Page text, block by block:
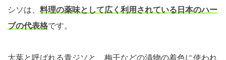
シソは、 料理の薬味として広く利用されている日本のハー
ブの代表格です。
大葉と呼ばれる青ジソと、梅干などの漬物の着色に使われ